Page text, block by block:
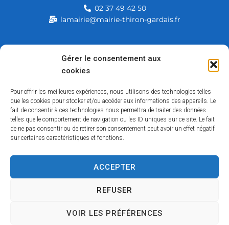
Gérer le consentement aux
cookies
Pour offrir les meilleures expériences, nous utilisons des technologies telles
que les cookies pour stocker et/ou accéder aux informations des appareils. Le
fait de consentir à ces technologies nous permettra de traiter des données
telles que le comportement de navigation ou les ID uniques sur ce site. Le fait
de ne pas consentir ou de retirer son consentement peut avoir un effet négatif
sur certaines caractéristiques et fonctions.
ACCEPTER
REFUSER
VOIR LES PRÉFÉRENCES
Mairie de Thiron-Gardais
28480 Thiron-Gardais
02 37 49 42 50
lamairie@mairie-thiron-gardais.fr
Traitement de données personnelles
Copyright © 2026 – Tous droits réservés